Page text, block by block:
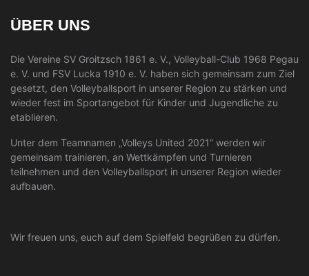
ÜBER UNS
Die Vereine SV Groitzsch 1861 e. V., Volleyball-Club 1968 Pegau
e. V. und FSV Lucka 1910 e. V. haben sich gemeinsam zum Ziel
gesetzt, den Volleyballsport in unserer Region zu stärken und
wieder fest im Sportangebot für Kinder und Jugendliche zu
etablieren.
Unter dem Teamnamen „Volleys United 2021“ werden wir
gemeinsam trainieren, an Wettkämpfen und Turnieren
teilnehmen und den Volleyballsport in unserer Region wieder
aufbauen.
Wir freuen uns, euch auf dem Spielfeld begrüßen zu dürfen.